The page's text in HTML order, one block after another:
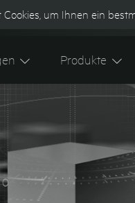
Produkte
0
um Ihnen ein